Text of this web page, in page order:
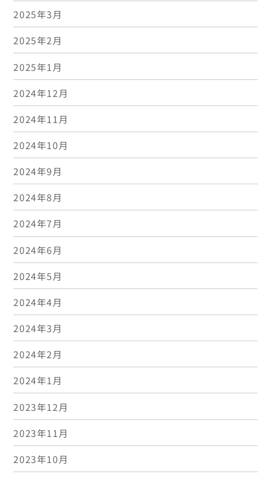
2025年3月
2025年2月
2025年1月
2024年12月
2024年11月
2024年10月
2024年9月
2024年8月
2024年7月
2024年6月
2024年5月
2024年4月
2024年3月
2024年2月
2024年1月
2023年12月
2023年11月
2023年10月